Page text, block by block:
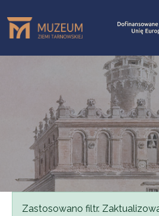
Komunikat
Zastosowano filtr.